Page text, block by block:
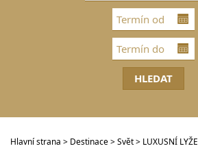
GOLFOVÁ DOVOLENÁ
SKUPINOVÉ ZÁJEZDY
Hlavní strana > Destinace>Svět> LUXUSNÍ LYŽE